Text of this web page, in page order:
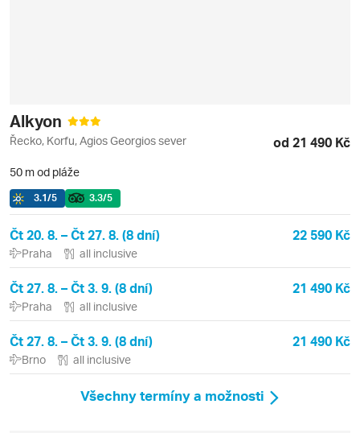
Alkyon
Řecko, Korfu, Agios Georgios sever od 21 490 Kč
50 m od pláže
3.1/5 3.3/5
Čt 20. 8. – Čt 27. 8. (8 dní) 22 590 Kč
Praha all inclusive
Čt 27. 8. – Čt 3. 9. (8 dní) 21 490 Kč
Praha all inclusive
Čt 27. 8. – Čt 3. 9. (8 dní) 21 490 Kč
Brno all inclusive
Všechny termíny a možnosti